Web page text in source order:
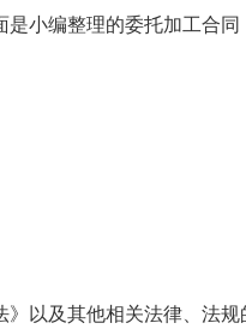
小编整理的委托加工合
》以及其他相关法律、法